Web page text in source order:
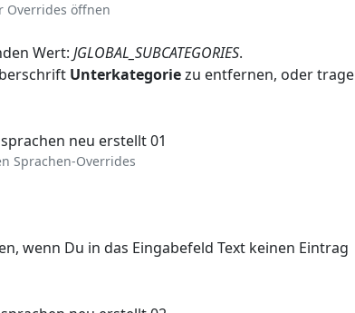
Overrides öffnen
Wert: JGLOBAL_SUBCATEGORIES.
Unterkategoriezu entfernen, oder trage
Sprachen-Overrides
wenn Du in das Eingabefeld Text keinen Eintrag